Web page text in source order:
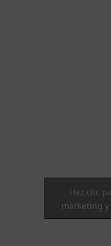
Haz clic
marketing